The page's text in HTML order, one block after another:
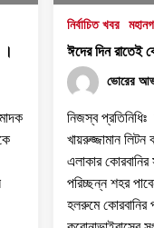
।
নির্বাচিত খবর
ঈদের দিন রাতেই
ভোরের
নিজস্ব
খায়রুজ্জামান লিটন
এলাকার
পরিচ্ছন্ন শহর
হলরুমে